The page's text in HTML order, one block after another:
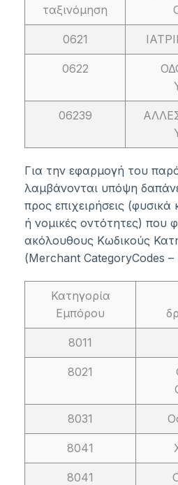
ταξινόμηση
0621
0622
06239
Για την εφαρμογή του
λαμβάνονται υπόψη
προς επιχειρήσεις
ή νομικές οντότητες) που
ακόλουθους Κωδικούς
(Merchant CategoryCodes –
Κατηγορία
Εμπόρου
8011
8021
8031
8041
8041